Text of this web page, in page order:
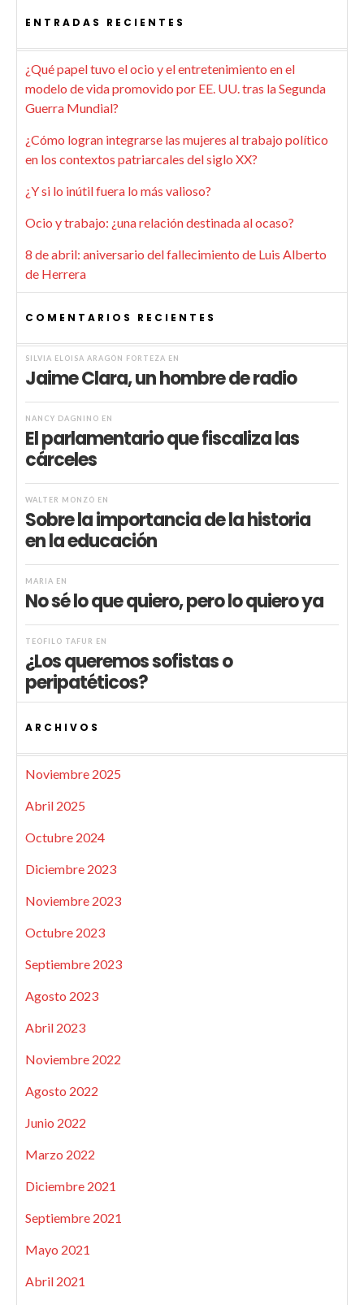
ENTRADAS RECIENTES
¿Qué papel tuvo el ocio y el entretenimiento en el
modelo de vida promovido por EE. UU. tras la Segunda
Guerra Mundial?
¿Cómo logran integrarse las mujeres al trabajo político
en los contextos patriarcales del siglo XX?
¿Y si lo inútil fuera lo más valioso?
Ocio y trabajo: ¿una relación destinada al ocaso?
8 de abril: aniversario del fallecimiento de Luis Alberto
de Herrera
COMENTARIOS RECIENTES
SILVIA ELOISA ARAGÓN FORTEZA EN
Jaime Clara, un hombre de radio
NANCY DAGNINO EN
El parlamentario que fiscaliza las
cárceles
WALTER MONZÓ EN
Sobre la importancia de la historia
en la educación
MARIA EN
No sé lo que quiero, pero lo quiero ya
TEÓFILO TAFUR EN
¿Los queremos sofistas o
peripatéticos?
ARCHIVOS
Noviembre 2025
Abril 2025
Octubre 2024
Diciembre 2023
Noviembre 2023
Octubre 2023
Septiembre 2023
Agosto 2023
Abril 2023
Noviembre 2022
Agosto 2022
Junio 2022
Marzo 2022
Diciembre 2021
Septiembre 2021
Mayo 2021
Abril 2021